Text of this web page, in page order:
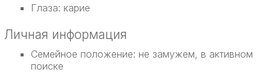
Глаза: карие
Личная информация
Семейное положение: не замужем, в активном
поиске